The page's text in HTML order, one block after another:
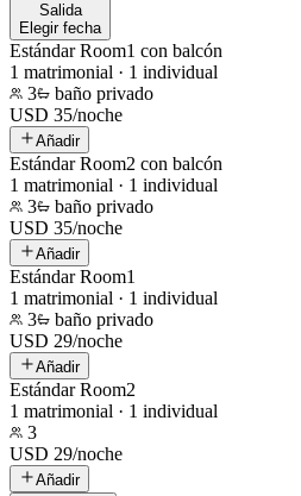
Salida
Elegir fecha
Estándar Room1 con balcón
1 matrimonial · 1 individual
3
baño privado
USD 35/noche
Añadir
Estándar Room2 con balcón
1 matrimonial · 1 individual
3
baño privado
USD 35/noche
Añadir
Estándar Room1
1 matrimonial · 1 individual
3
baño privado
USD 29/noche
Añadir
Estándar Room2
1 matrimonial · 1 individual
3
USD 29/noche
Añadir